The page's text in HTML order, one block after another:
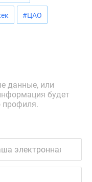
#ЦАО
данные, или
будет
профиля.